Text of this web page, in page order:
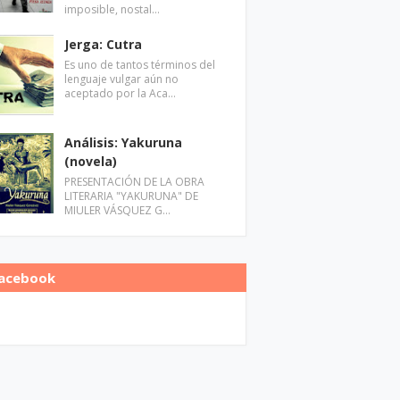
imposible, nostal…
Jerga: Cutra
Es uno de tantos términos del
lenguaje vulgar aún no
aceptado por la Aca…
Análisis: Yakuruna
(novela)
PRESENTACIÓN DE LA OBRA
LITERARIA "YAKURUNA" DE
MIULER VÁSQUEZ G…